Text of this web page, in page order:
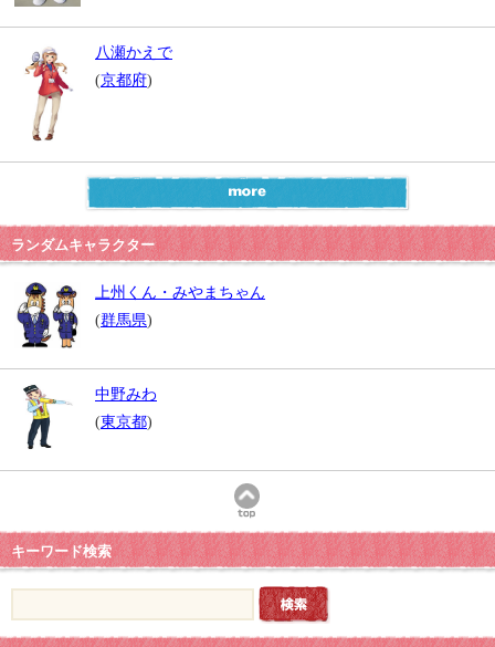
八瀬かえで
(京都府)
ランダムキャラクター
上州くん・みやまちゃん
(群馬県)
中野みわ
(東京都)
キーワード検索